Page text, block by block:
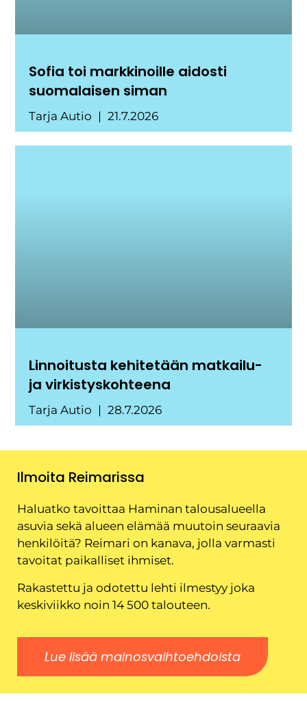
Sofia toi markkinoille aidosti
suomalaisen siman
Tarja Autio 21.7.2026
Linnoitusta kehitetään matkailu-
ja virkistyskohteena
Tarja Autio 28.7.2026
Ilmoita Reimarissa
Haluatko tavoittaa Haminan talousalueella
asuvia sekä alueen elämää muutoin seuraavia
henkilöitä? Reimari on kanava, jolla varmasti
tavoitat paikalliset ihmiset.
Rakastettu ja odotettu lehti ilmestyy joka
keskiviikko noin 14 500 talouteen.
Lue lisää mainosvaihtoehdoista